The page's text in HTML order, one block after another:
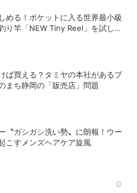
める！ポケットに入る世界最小級
り竿「NEW Tiny Reel」を試して
ば買える？タミヤの本社があるプ
まち静岡の「販売店」問題
〝ガシガシ洗い勢〟に朗報！ウー
こすメンズヘアケア旋風